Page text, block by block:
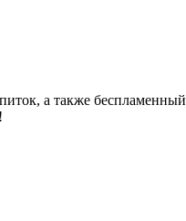
а также